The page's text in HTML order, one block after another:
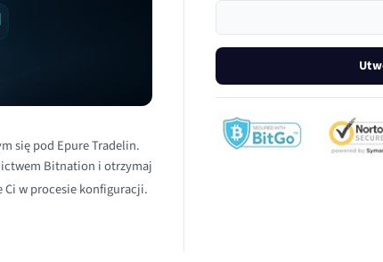
się pod Epure Tradelin.
Bitnation i otrzymaj
Ci w procesie konfiguracji.